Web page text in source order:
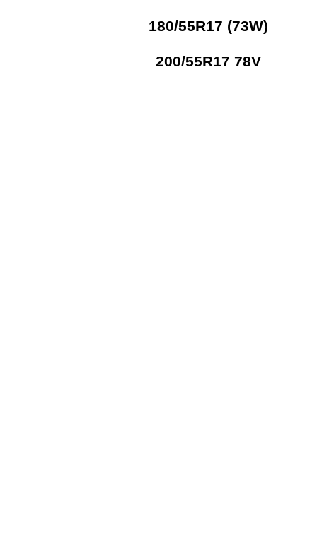
180/55R17 (73W)
200/55R17 78V